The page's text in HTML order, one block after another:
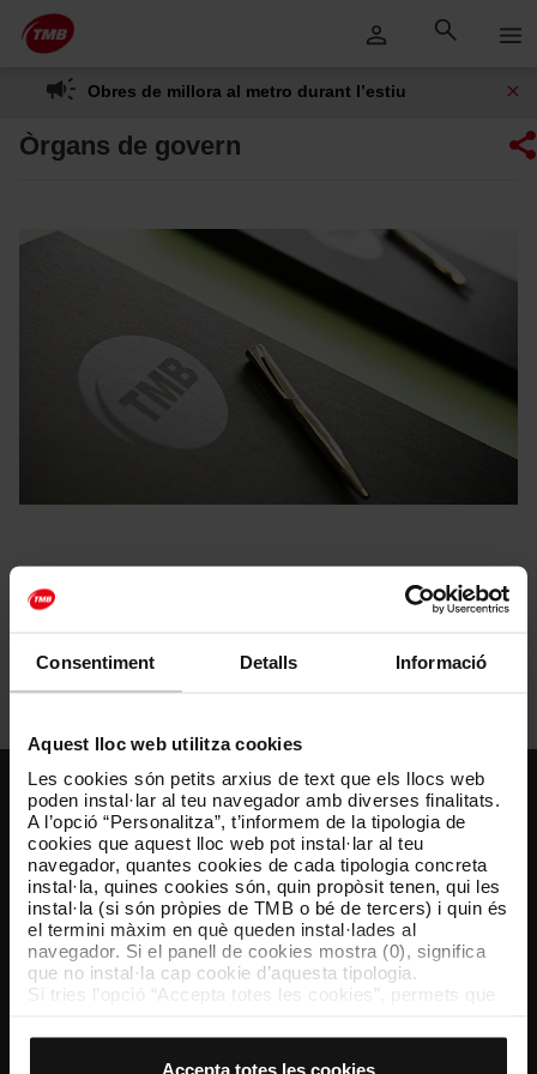
Consentiment Detalls Informació
Aquest lloc web utilitza cookies
Les cookies són petits arxius de text que els llocs web
poden instal·lar al teu navegador amb diverses finalitats.
A l’opció “Personalitza”, t’informem de la tipologia de
cookies que aquest lloc web pot instal·lar al teu
navegador, quantes cookies de cada tipologia concreta
instal·la, quines cookies són, quin propòsit tenen, qui les
instal·la (si són pròpies de TMB o bé de tercers) i quin és
el termini màxim en què queden instal·lades al
navegador. Si el panell de cookies mostra (0), significa
que no instal·la cap cookie d’aquesta tipologia.
Si tries l’opció “Accepta totes les cookies”, permets que
El selector que es troba a la dreta de cada tipologia de
Accepta totes les cookies
Salta al contingut principal
Saltar
al
contingut
Obres de millora al metro durant l’estiu
Òrgans de govern
Comitè de Direcció
Atenció al client
Resol els teus dubtes
Segueix-nos
TMB a les xarxes socials